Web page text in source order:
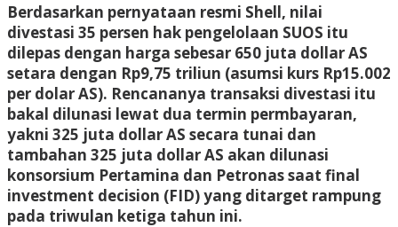
Berdasarkan pernyataan resmi Shell, nilai
divestasi 35 persen hak pengelolaan SUOS itu
dilepas dengan harga sebesar 650 juta dollar AS
setara dengan Rp9,75 triliun (asumsi kurs Rp15.002
per dolar AS). Rencananya transaksi divestasi itu
bakal dilunasi lewat dua termin permbayaran,
yakni 325 juta dollar AS secara tunai dan
tambahan 325 juta dollar AS akan dilunasi
konsorsium Pertamina dan Petronas saat final
investment decision (FID) yang ditarget rampung
pada triwulan ketiga tahun ini.